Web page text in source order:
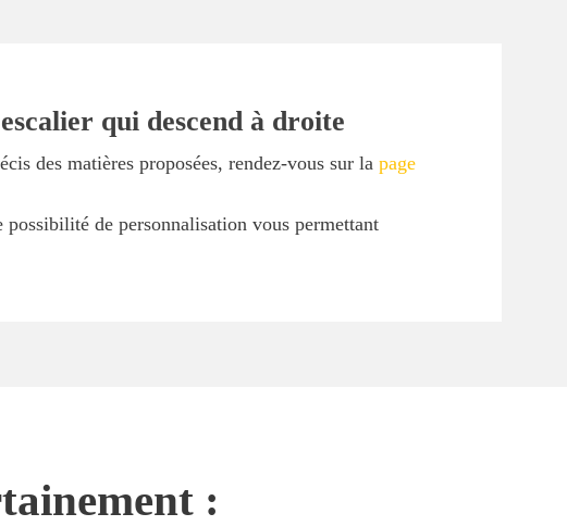
qui descend à droite
des matières proposées, rendez-vous sur la page
de personnalisation vous permettant
: